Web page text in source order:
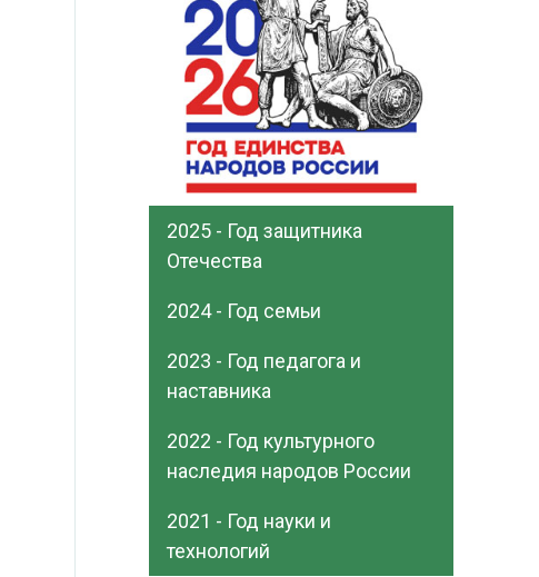
2025 - Год защитника
Отечества
2024 - Год семьи
2023 - Год педагога и
наставника
2022 - Год культурного
наследия народов России
2021 - Год науки и
технологий